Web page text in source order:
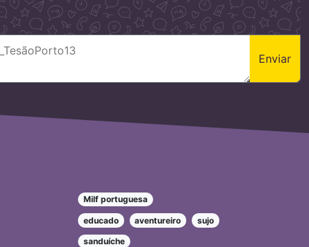
Enviar
Milf portuguesa
educado aventureiro sujo
sanduíche